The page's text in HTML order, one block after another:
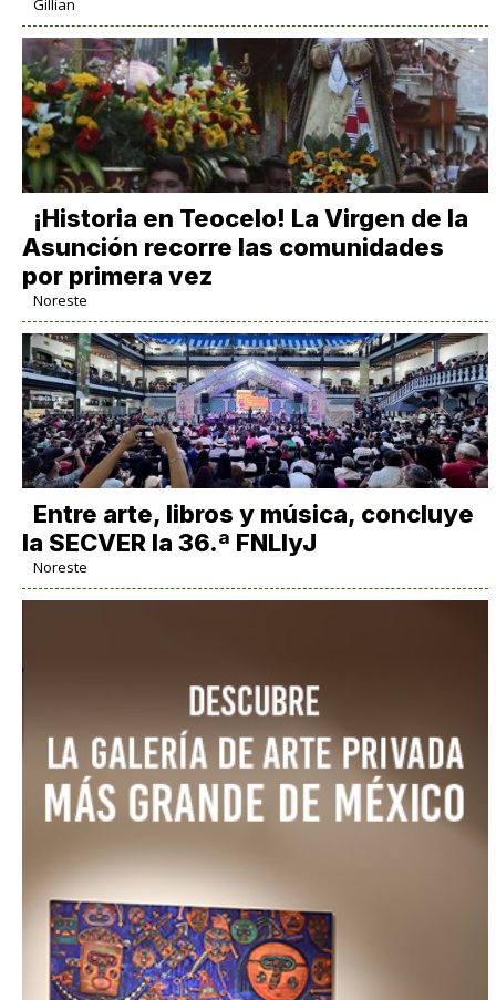
Gillian
​¡Historia en Teocelo! La Virgen de la
Asunción recorre las comunidades
por primera vez
Noreste
Entre arte, libros y música, concluye
la SECVER la 36.ª FNLIyJ
Noreste